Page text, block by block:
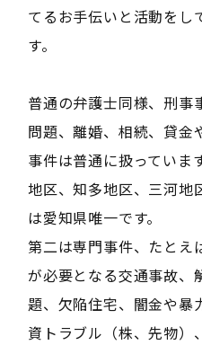
てるお手伝いと活動をし
す。
普通の弁護士同様、刑事
問題、離婚、相続、貸金
事件は普通に扱っていま
地区、知多地区、三河地
は愛知県唯一です。
第二は専門事件、たとえ
が必要となる交通事故、
題、欠陥住宅、闇金や暴
資トラブル（株、先物）